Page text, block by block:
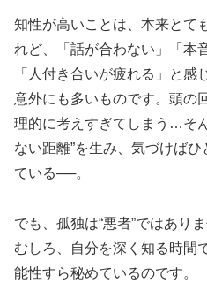
知性が高いことは、本来とて
れど、「話が合わない」「本
「人付き合いが疲れる」と
意外にも多いものです。頭の
理的に考えすぎてしまう…そ
ない距離”を生み、気づけば
ている──。
でも、孤独は“悪者”ではありま
むしろ、自分を深く知る時間
能性すら秘めているのです。